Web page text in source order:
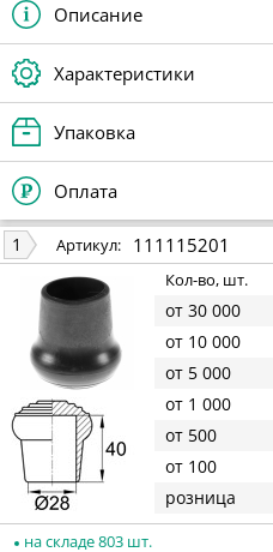
Описание
Характеристики
Упаковка
Оплата
1 Артикул: 111115201
Кол-во, шт.
от 30 000
от 10 000
от 5 000
от 1 000
от 500
от 100
розница
на складе 803 шт.